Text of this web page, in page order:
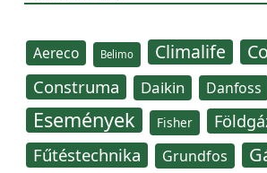
Aereco Belimo Climalife
Construma Daikin Danfoss
Események Fisher
Fűtéstechnika Grundfos